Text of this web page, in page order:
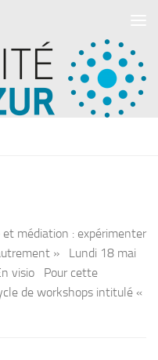
médiation : expérimenter
» Lundi 18 mai
visio Pour cette
de workshops intitulé «